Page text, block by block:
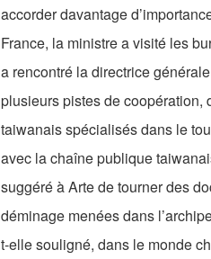
accorder davantage
France, la ministre a visité les
a rencontré la directrice
plusieurs pistes de coopération,
taiwanais spécialisés dans le
avec la chaîne publique
suggéré à Arte de tourner des
déminage menées dans
t-elle souligné, dans le monde